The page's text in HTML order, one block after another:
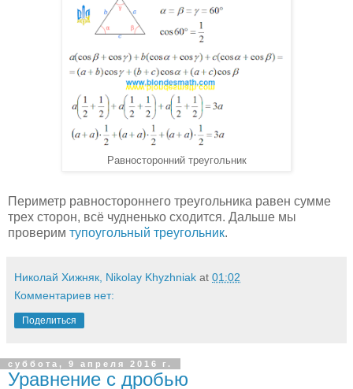
Равносторонний треугольник
Периметр равностороннего треугольника равен сумме
трех сторон, всё чудненько сходится. Дальше мы
проверим тупоугольный треугольник.
Николай Хижняк, Nikolay Khyzhniak at 01:02
Комментариев нет:
Поделиться
суббота, 9 апреля 2016 г.
Уравнение с дробью